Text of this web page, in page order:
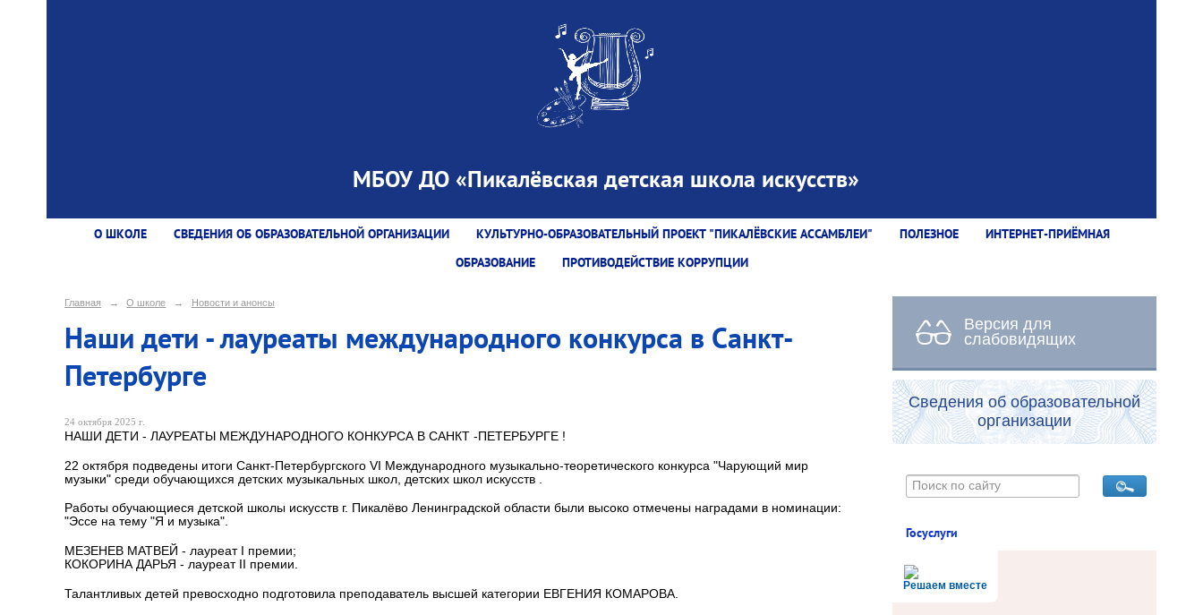
МБОУ ДО «Пикалёвская детская школа искусств»
О ШКОЛЕ СВЕДЕНИЯ ОБ ОБРАЗОВАТЕЛЬНОЙ ОРГАНИЗАЦИИ КУЛЬТУРНО-ОБРАЗОВАТЕЛЬНЫЙ ПРОЕКТ "ПИКАЛЁВСКИЕ АССАМБЛЕИ" ПОЛЕЗНОЕ
ИНТЕРНЕТ-ПРИЁМНАЯ
ОБРАЗОВАНИЕ
ПРОТИВОДЕЙСТВИЕ КОРРУПЦИИ
Главная → О школе → Новости и анонсы
Наши дети - лауреаты международного конкурса в Санкт-
Петербурге
24 октября 2025 г.
НАШИ ДЕТИ - ЛАУРЕАТЫ МЕЖДУНАРОДНОГО КОНКУРСА В САНКТ -ПЕТЕРБУРГЕ !
22 октября подведены итоги Санкт-Петербургского VI Международного музыкально-теоретического конкурса "Чарующий мир
музыки" среди обучающихся детских музыкальных школ, детских школ искусств .
Работы обучающиеся детской школы искусств г. Пикалёво Ленинградской области были высоко отмечены наградами в номинации:
"Эссе на тему "Я и музыка".
МЕЗЕНЕВ МАТВЕЙ - лауреат I премии;
КОКОРИНА ДАРЬЯ - лауреат II премии.
Талантливых детей превосходно подготовила преподаватель высшей категории ЕВГЕНИЯ КОМАРОВА.
Версия для
слабовидящих
Сведения об образовательной
организации
Госуслуги
Решаем вместе